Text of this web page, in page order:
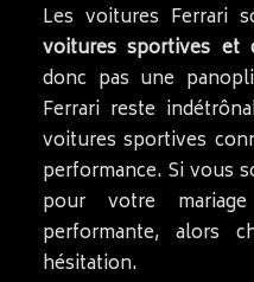
Les voitures Ferrari
voitures sportives et
donc pas une
Ferrari reste
voitures sportives
performance. Si vous
pour votre
performante, alors
hésitation.